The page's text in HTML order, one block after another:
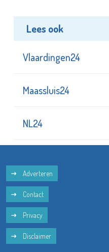
Lees ook
Vlaardingen24
Maassluis24
NL24
Adverteren
Contact
Privacy
Disclaimer